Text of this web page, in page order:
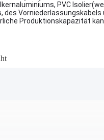
PVC
des
Produktionskapazität